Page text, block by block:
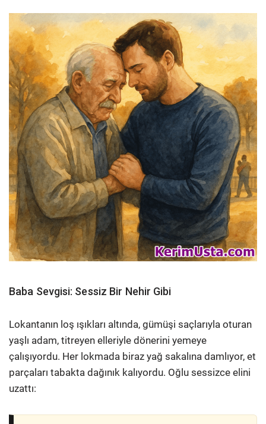
Baba Sevgisi: Sessiz Bir Nehir Gibi
Lokantanın loş ışıkları altında, gümüşi saçlarıyla oturan
yaşlı adam, titreyen elleriyle dönerini yemeye
çalışıyordu. Her lokmada biraz yağ sakalına damlıyor, et
parçaları tabakta dağınık kalıyordu. Oğlu sessizce elini
uzattı: